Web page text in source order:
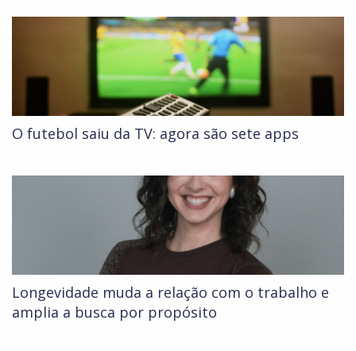
O futebol saiu da TV: agora são sete apps
Longevidade muda a relação com o trabalho e
amplia a busca por propósito